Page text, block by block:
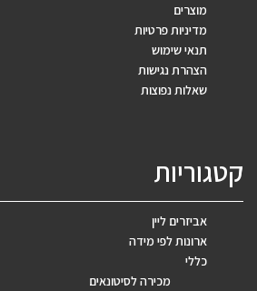
מוצרים
מדיניות פרטיות
תנאי שימוש
הצהרת נגישות
שאלות נפוצות
קטגוריות
אביזרים ליין
ארונות לפי מידה
כללי
מכירה לסיטונאים